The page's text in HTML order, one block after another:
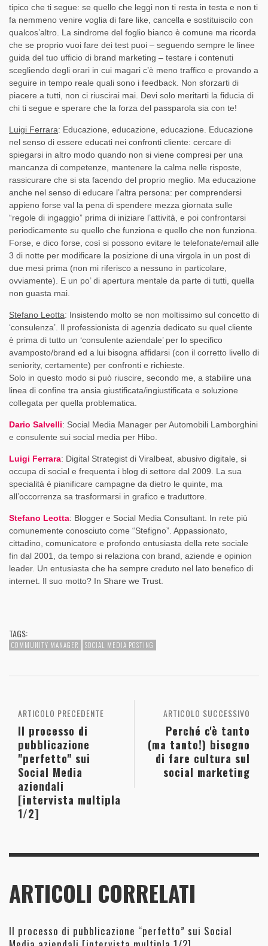
tipico che ti segue: se quello che leggi non ti resta in testa e non ti
fa nemmeno venire voglia di fare like, cancella e sostituiscilo con
qualcos’altro. La sindrome del foglio bianco è comune ma ricorda
che se proprio vuoi fare dei test puoi – seguendo sempre le linee
guida del tuo ufficio di brand marketing – testare i contenuti
scegliendo degli orari in cui magari c’è meno traffico e provando a
seguire in tempo reale quali sono i feedback. Non sforzarti di
piacere a tutti, non ci riuscirai mai. Devi solo meritarti la fiducia di
chi ti segue e sperare che la forza del passparola sia con te!
Luigi Ferrara: Educazione, educazione, educazione. Educazione
nel senso di essere educati nei confronti cliente: cercare di
spiegarsi in altro modo quando non si viene compresi per una
mancanza di competenze, mantenere la calma nelle risposte,
rassicurare che si sta facendo del proprio meglio. Ma educazione
anche nel senso di educare l’altra persona: per comprendersi
appieno forse val la pena di spendere mezza giornata sulle
“regole di ingaggio” prima di iniziare l’attività, e poi confrontarsi
periodicamente su quello che funziona e quello che non funziona.
Forse, e dico forse, così si possono evitare le telefonate/email alle
3 di notte per modificare la posizione di una virgola in un post di
due mesi prima (non mi riferisco a nessuno in particolare,
ovviamente). E un po’ di apertura mentale da parte di tutti, quella
non guasta mai.
Stefano Leotta: Insistendo molto se non moltissimo sul concetto di
‘consulenza’. Il professionista di agenzia dedicato su quel cliente
è prima di tutto un ‘consulente aziendale’ per lo specifico
avamposto/brand ed a lui bisogna affidarsi (con il corretto livello di
seniority, certamente) per confronti e richieste.
Solo in questo modo si può riuscire, secondo me, a stabilire una
linea di confine tra ansia giustificata/ingiustificata e soluzione
collegata per quella problematica.
Dario Salvelli: Social Media Manager per Automobili Lamborghini
e consulente sui social media per Hibo.
Luigi Ferrara: Digital Strategist di Viralbeat, abusivo digitale, si
occupa di social e frequenta i blog di settore dal 2009. La sua
specialità è pianificare campagne da dietro le quinte, ma
all’occorrenza sa trasformarsi in grafico e traduttore.
Stefano Leotta: Blogger e Social Media Consultant. In rete più
comunemente conosciuto come “Stefigno”. Appassionato,
cittadino, comunicatore e profondo entusiasta della rete sociale
fin dal 2001, da tempo si relaziona con brand, aziende e opinion
leader. Un entusiasta che ha sempre creduto nel lato benefico di
internet. Il suo motto? In Share we Trust.
TAGS:
COMMUNITY MANAGER SOCIAL MEDIA POSTING
ARTICOLO SUCCESSIVO
Perché c'è tanto
(ma tanto!) bisogno
di fare cultura sul
social marketing
ARTICOLO PRECEDENTE
Il processo di
pubblicazione
"perfetto" sui
Social Media
aziendali
[intervista multipla
1/2]
ARTICOLI CORRELATI
Il processo di pubblicazione “perfetto” sui Social